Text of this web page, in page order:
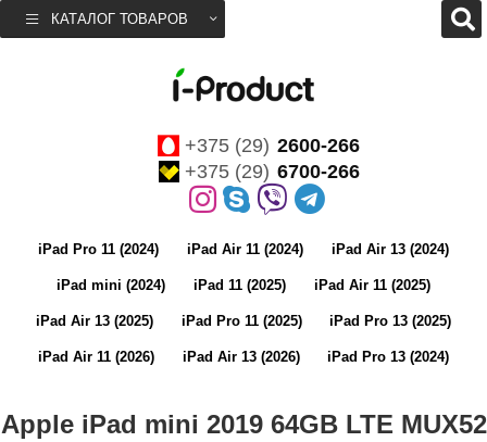
КАТАЛОГ ТОВАРОВ
+375 (29) 2600-266
+375 (29) 6700-266
iPad Pro 11 (2024) iPad Air 11 (2024) iPad Air 13 (2024)
iPad mini (2024) iPad 11 (2025) iPad Air 11 (2025)
iPad Air 13 (2025) iPad Pro 11 (2025) iPad Pro 13 (2025)
iPad Air 11 (2026) iPad Air 13 (2026) iPad Pro 13 (2024)
Apple iPad mini 2019 64GB LTE MUX52